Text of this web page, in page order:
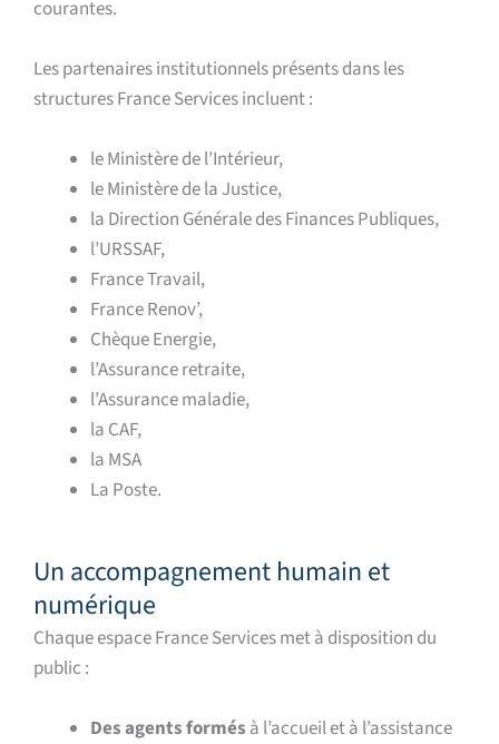
courantes.
Les partenaires institutionnels présents dans les
structures France Services incluent :
le Ministère de l’Intérieur,
le Ministère de la Justice,
la Direction Générale des Finances Publiques,
l’URSSAF,
France Travail,
France Renov’,
Chèque Energie,
l’Assurance retraite,
l’Assurance maladie,
la CAF,
la MSA
La Poste.
Un accompagnement humain et
numérique
Chaque espace France Services met à disposition du
public :
Des agents formés à l’accueil et à l’assistance